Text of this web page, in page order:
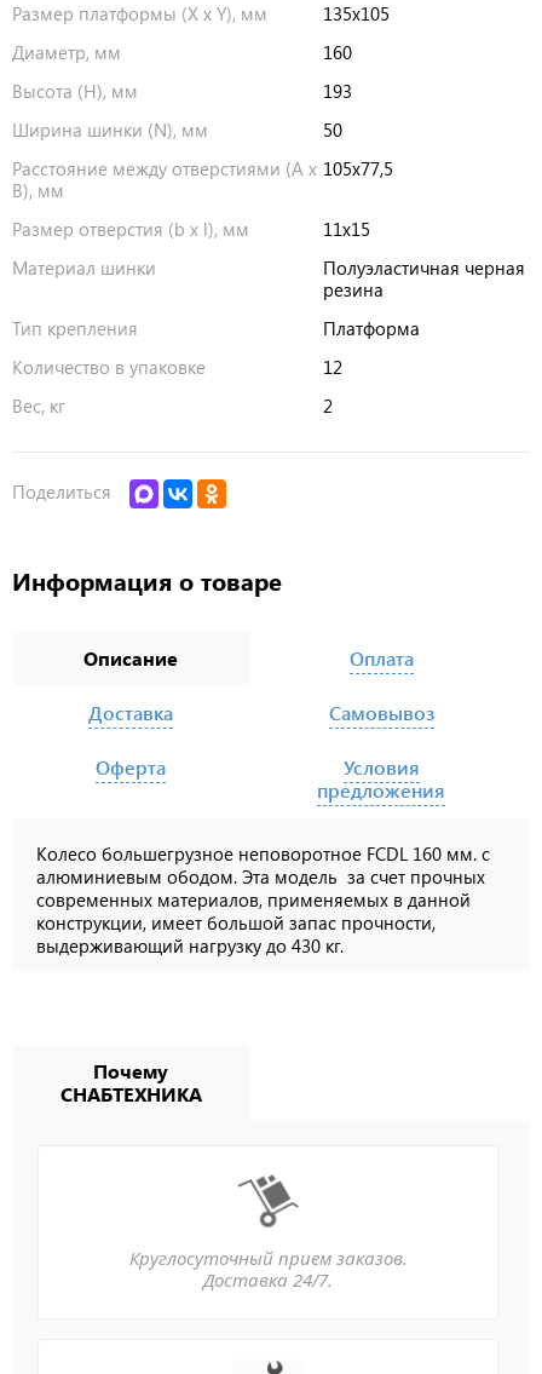
Размер платформы (X x Y), мм
135х105
Диаметр, мм
160
Высота (H), мм
193
Ширина шинки (N), мм
50
Расстояние между отверстиями (A x
B), мм
105х77,5
Размер отверстия (b x l), мм
11х15
Материал шинки
Полуэластичная черная
резина
Тип крепления
Платформа
Количество в упаковке
12
Вес, кг
2
Поделиться
Информация о товаре
Описание
Колесо большегрузное неповоротное FCDL 160 мм. с
алюминиевым ободом. Эта модель за счет прочных
современных материалов, применяемых в данной
конструкции, имеет большой запас прочности,
выдерживающий нагрузку до 430 кг.
Оплата
Доставка Самовывоз
Оферта
Условия
предложения
Почему
СНАБТЕХНИКА
Круглосуточный прием заказов.
Доставка 24/7.